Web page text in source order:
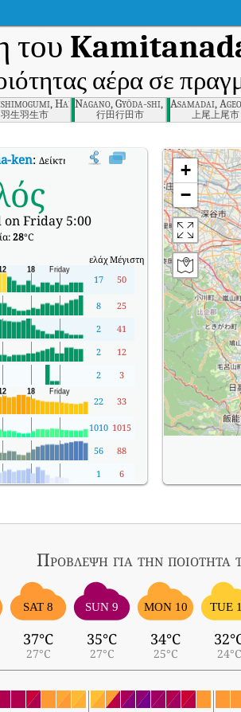
του
αέρα σε
ken Hanyu-shi, Saitama-ken
羽生羽生市
Nagano, Gyōda-shi, Saitama-ken
行田行田市
Asamadai,
上尾上尾市
ken: Δείκτης ποιότητας αέρα σε πραγματικό
on Friday 5:00
28°C
ελάχΜέγιστη
17 50
8
25
2
41
2
12
2 3
22 33
1010 1015
56
88
1 6
+
−
Πρόβλεψη για την ποιότητα
SAT 8
37°C
27°C
SUN 9
35°C
27°C
MON 10
34°C
25°C
TUE
24°C